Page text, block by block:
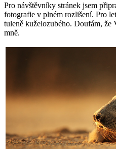
Pro návštěvníky stránek jsem
fotografie v plném rozlišení. Pro
tuleně kuželozubého. Doufám, že
mně.